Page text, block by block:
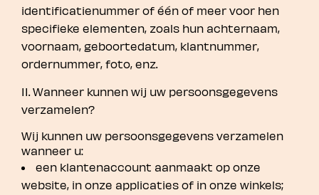
identificatienummer of één of meer voor hen
specifieke elementen, zoals hun achternaam,
voornaam, geboortedatum, klantnummer,
ordernummer, foto, enz.
II. Wanneer kunnen wij uw persoonsgegevens
verzamelen?
Wij kunnen uw persoonsgegevens verzamelen
wanneer u:
een klantenaccount aanmaakt op onze
website, in onze applicaties of in onze winkels;